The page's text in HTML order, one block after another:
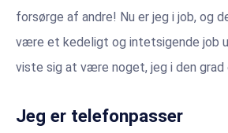
forsørge af andre! Nu er jeg i job, og
være et kedeligt og intetsigende job
viste sig at være noget, jeg i den grad
Jeg er telefonpasser